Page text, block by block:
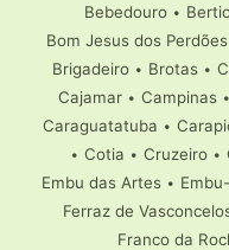
Bebedouro •
Bom Jesus dos Perdões
Brigadeiro• Brotas•
Cajamar• Campinas•
Caraguatatuba •
• Cotia • Cruzeiro •
Embu das Artes•
Ferraz de
Franco da